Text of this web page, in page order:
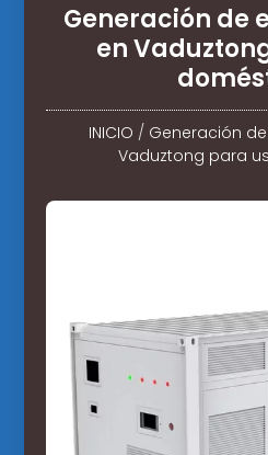
Generación de
en
INICIO / Generación
Vaduztong para